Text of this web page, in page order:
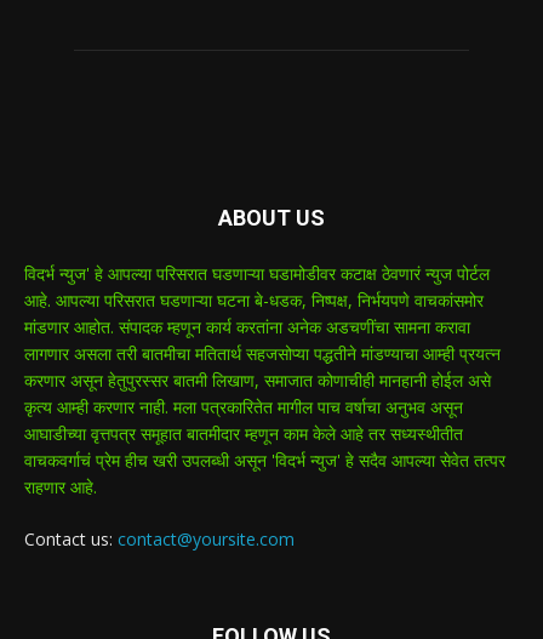
ABOUT US
विदर्भ न्युज' हे आपल्या परिसरात घडणाऱ्या घडामोडीवर कटाक्ष ठेवणारं न्युज पोर्टल
आहे. आपल्या परिसरात घडणाऱ्या घटना बे-धडक, निष्पक्ष, निर्भयपणे वाचकांसमोर
मांडणार आहोत. संपादक म्हणून कार्य करतांना अनेक अडचणींचा सामना करावा
लागणार असला तरी बातमीचा मतितार्थ सहजसोप्या पद्धतीने मांडण्याचा आम्ही प्रयत्न
करणार असून हेतुपुरस्सर बातमी लिखाण, समाजात कोणाचीही मानहानी होईल असे
कृत्य आम्ही करणार नाही. मला पत्रकारितेत मागील पाच वर्षाचा अनुभव असून
आघाडीच्या वृत्तपत्र समूहात बातमीदार म्हणून काम केले आहे तर सध्यस्थीतीत
वाचकवर्गाचं प्रेम हीच खरी उपलब्धी असून 'विदर्भ न्युज' हे सदैव आपल्या सेवेत तत्पर
राहणार आहे.
Contact us: contact@yoursite.com